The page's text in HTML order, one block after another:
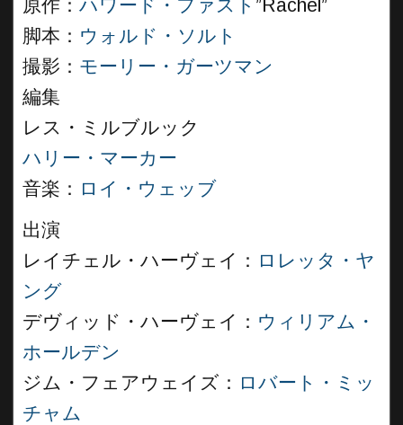
原作： ハワード・ファスト ”Rachel”
脚本： ウォルド・ソルト
撮影： モーリー・ガーツマン
編集
レス・ミルブルック
ハリー・マーカー
音楽： ロイ・ウェッブ
出演
レイチェル・ハーヴェイ： ロレッタ・ヤ
ング
デヴィッド・ハーヴェイ： ウィリアム・
ホールデン
ジム・フェアウェイズ： ロバート・ミッ
チャム